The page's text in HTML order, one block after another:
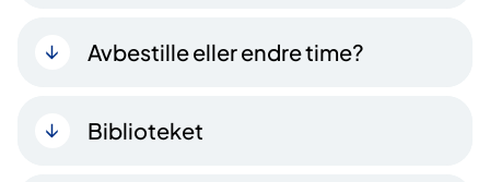
Avbestille eller endre time?
Biblioteket